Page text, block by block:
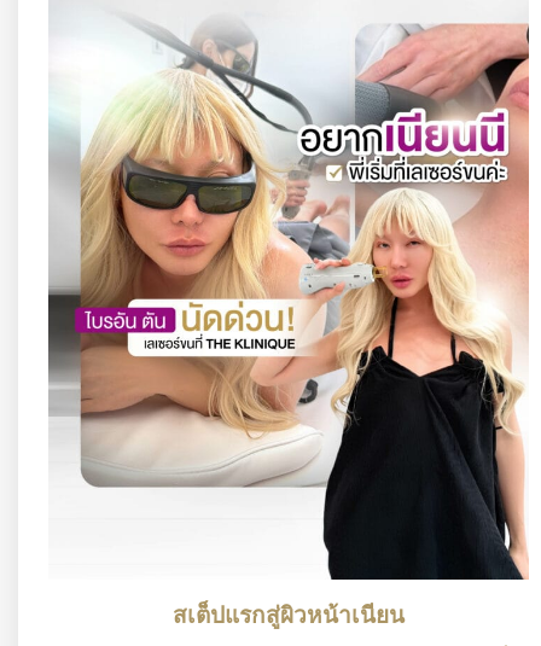
สเต็ปแรกสู่ผิวหน้าเนียน